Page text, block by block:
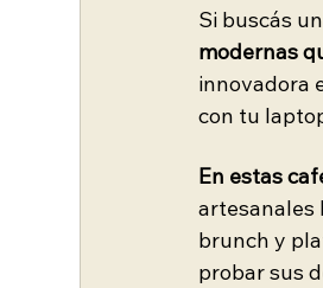
Si buscás
modernas
innovadora
con tu
En estas
artesanales
brunch y
probar sus